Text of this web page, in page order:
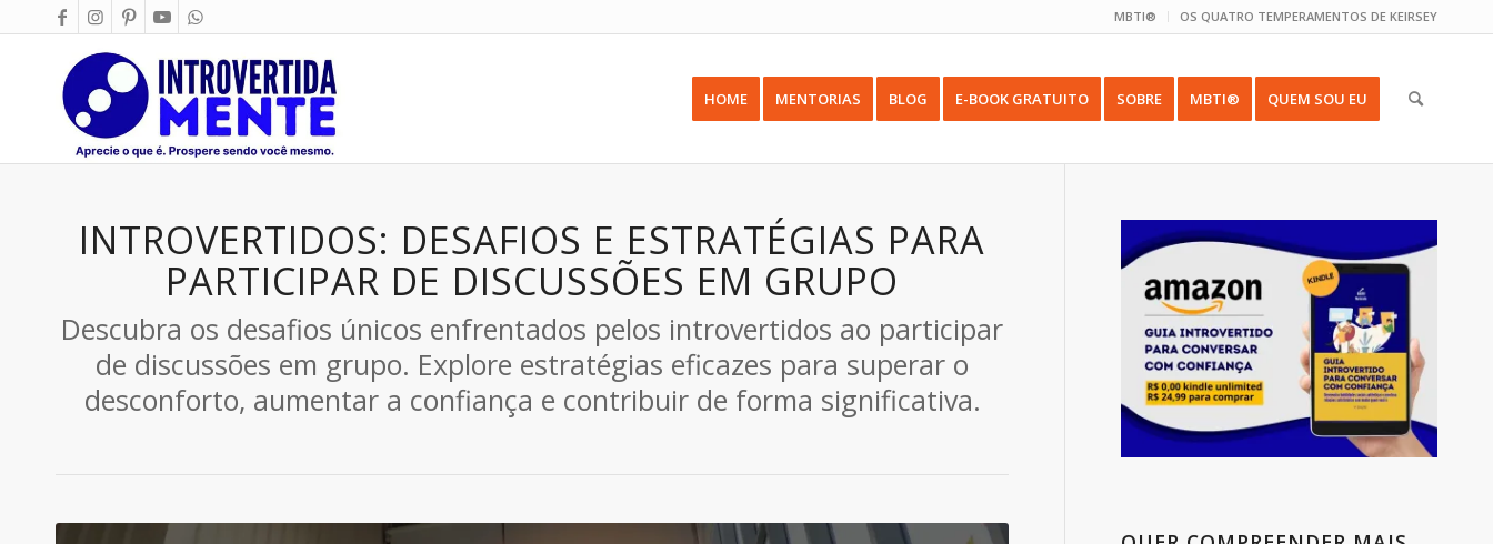
MBTI® OS QUATRO TEMPERAMENTOS DE KEIRSEY
HOME MENTORIAS BLOG E-BOOK GRATUITO SOBRE MBTI® QUEM SOU EU
INTROVERTIDOS: DESAFIOS E ESTRATÉGIAS PARA
PARTICIPAR DE DISCUSSÕES EM GRUPO
Descubra os desafios únicos enfrentados pelos introvertidos ao participar
de discussões em grupo. Explore estratégias eficazes para superar o
desconforto, aumentar a confiança e contribuir de forma significativa.